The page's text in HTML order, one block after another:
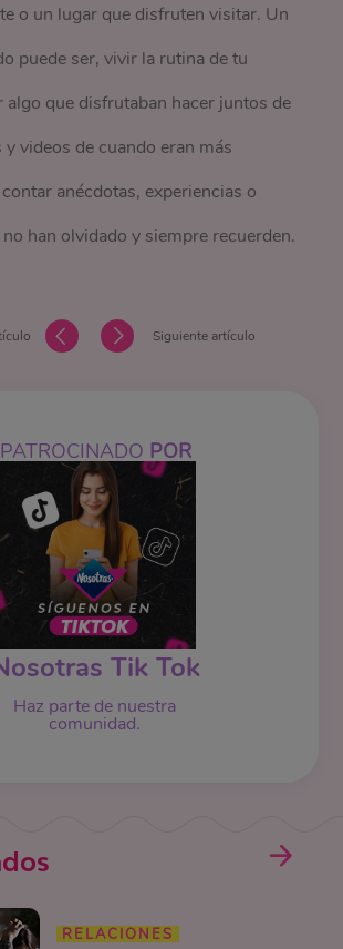
o un lugar que disfruten visitar. Un
puede ser, vivir la rutina de tu
algo que disfrutaban hacer juntos de
videos de cuando eran más
anécdotas, experiencias o
han olvidado y siempre recuerden.
Siguiente artículo
PATROCINADO POR
Tik Tok
Haz parte de nuestra
comunidad.
RELACIONES